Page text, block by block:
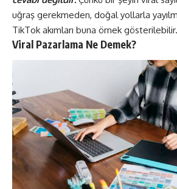
uğraş gerekmeden, doğal yollarla
TikTok akımları buna örnek gösterilebilir.
Viral Pazarlama Ne Demek?